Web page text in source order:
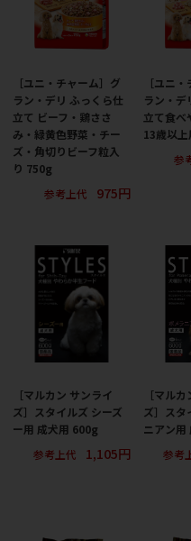
［ユニ・チャーム］グ
ラン・デリ ふっくら仕
立て ビーフ・鶏ささ
み・緑黄色野菜・チー
ズ・角切りビーフ粒入
り 750g
参考上代
975円
［ユニ
ラン・デ
立て食べ
13歳以
参
［マルカン サンライ
ズ］スタイルズ シーズ
ー用 成犬用 600g
参考上代
1,105円
［マル
ズ］スタ
ニアン用
参考